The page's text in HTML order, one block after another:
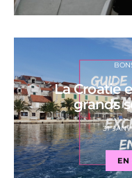
La Croatie
grands
31